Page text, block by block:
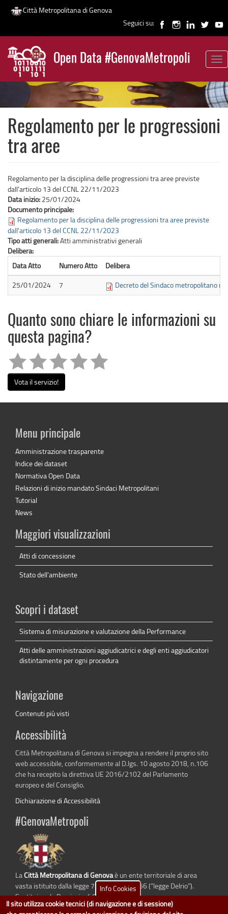
Salta
contenuto
principale
Città Metropolitana di Genova
Seguici su:
Open Data #GenovaMetropoli
News
Regolamento per le progressioni
tra aree
Regolamento per la disciplina delle progressioni tra aree previste
dall'articolo 13 del CCNL 22/11/2023
Data inizio: 25/01/2024
Documento principale:
Regolamento per la disciplina delle progressioni tra aree previste
dall'articolo 13 del CCNL 22/11/2023
Tipo atti generali:Atti amministrativi generali
Delibera:
Data Atto
Numero Atto
Delibera
25/01/2024
7 Decreto del Sindaco metropolitano
Quanto sono chiare le informazioni su
questa pagina?
Vota il servizio!
Menu principale
Amministrazione trasparente
Indice dei dataset
Normativa Open Data
Relazioni di inizio mandato Sindaci Metropolitani
Tutorial
News
Maggiori visualizzazioni
Atti di concessione
Stato dell'ambiente
Scopri i dataset
Sistema di misurazione e valutazione della Performance
Atti delle amministrazioni aggiudicatrici e degli enti aggiudicatori
distintamente per ogni procedura
Navigazione
Contenuti più visti
Accessibilità
Città Metropolitana di Genova si impegna a rendere il proprio sito
web accessibile, conformemente al D.lgs. 10 agosto 2018, n.106
che ha recepito la direttiva UE 2016/2102 del Parlamento
europeo e del Consiglio.
Dichiarazione di Accessibilità
#GenovaMetropoli
LaCittà Metropolitana di Genovaè un ente territoriale di area
vasta istituito dalla legge 7 aprile 2014 n. 56 (“legge Delrio”).
Sostituisce la Provincia di Genova.
Info Cookies
Il sito utilizza cookie tecnici (di navigazione e di sessione)